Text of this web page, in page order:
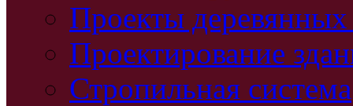
Проекты
Проектирование
Стропильная система